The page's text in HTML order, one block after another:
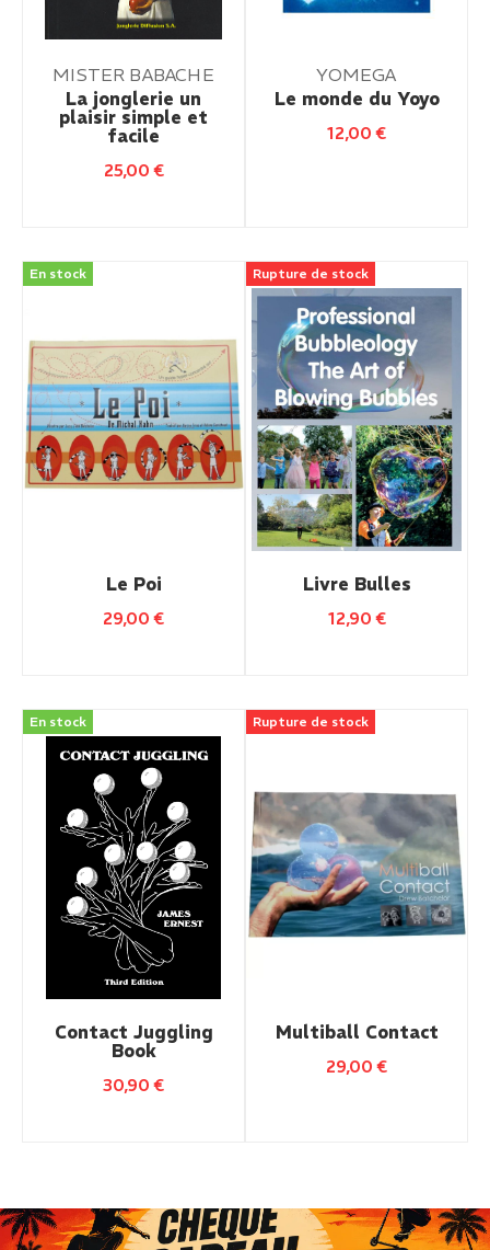
MISTER BABACHE
La jonglerie un
plaisir simple et
facile
25,00€
YOMEGA
Le monde du Yoyo
12,00€
En stock
Le Poi
29,00€
Rupture de stock
Livre Bulles
12,90€
En stock
Contact Juggling
Book
30,90€
Rupture de stock
Multiball Contact
29,00€